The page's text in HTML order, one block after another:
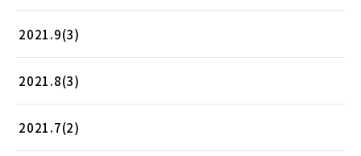
2021.9(3)
2021.8(3)
2021.7(2)